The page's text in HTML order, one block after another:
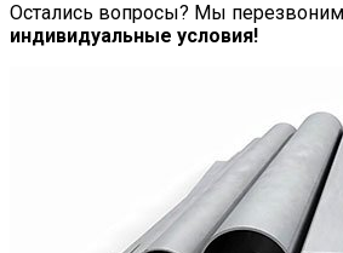
Остались вопросы? Мы
индивидуальные условия!